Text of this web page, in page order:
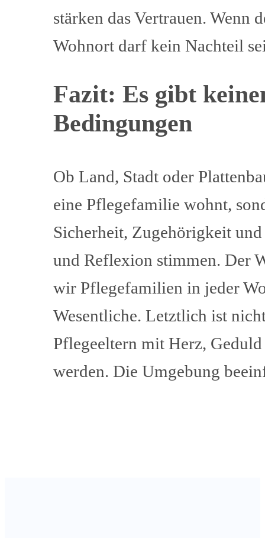
stärken das Vertrauen.
Wohnort darf kein Nachteil
Fazit: Es gibt
Bedingungen
Ob Land, Stadt oder
eine Pflegefamilie wohnt,
Sicherheit, Zugehörigkeit
und Reflexion stimmen. Der
wir Pflegefamilien in jeder
Wesentliche. Letztlich ist
Pflegeeltern mit Herz,
werden. Die Umgebung